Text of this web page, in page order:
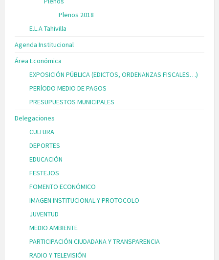
Plenos 2018
E.L.A Tahivilla
Agenda Institucional
Área Económica
EXPOSICIÓN PÚBLICA (EDICTOS, ORDENANZAS FISCALES…)
PERÍODO MEDIO DE PAGOS
PRESUPUESTOS MUNICIPALES
Delegaciones
CULTURA
DEPORTES
EDUCACIÓN
FESTEJOS
FOMENTO ECONÓMICO
IMAGEN INSTITUCIONAL Y PROTOCOLO
JUVENTUD
MEDIO AMBIENTE
PARTICIPACIÓN CIUDADANA Y TRANSPARENCIA
RADIO Y TELEVISIÓN